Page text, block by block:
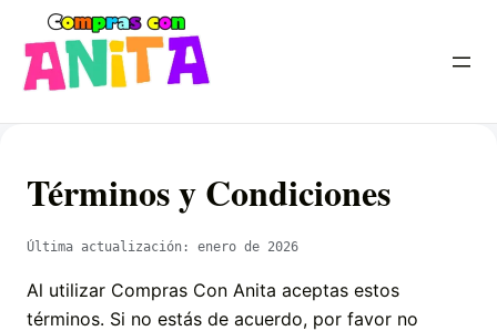
Términos y Condiciones
Última actualización: enero de 2026
Al utilizar Compras Con Anita aceptas estos
términos. Si no estás de acuerdo, por favor no